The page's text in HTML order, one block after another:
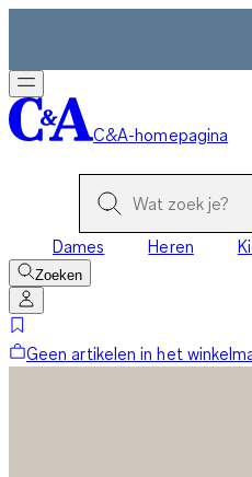
C&A-homepagina
Dames Heren
Zoeken
Geen artikelen in het